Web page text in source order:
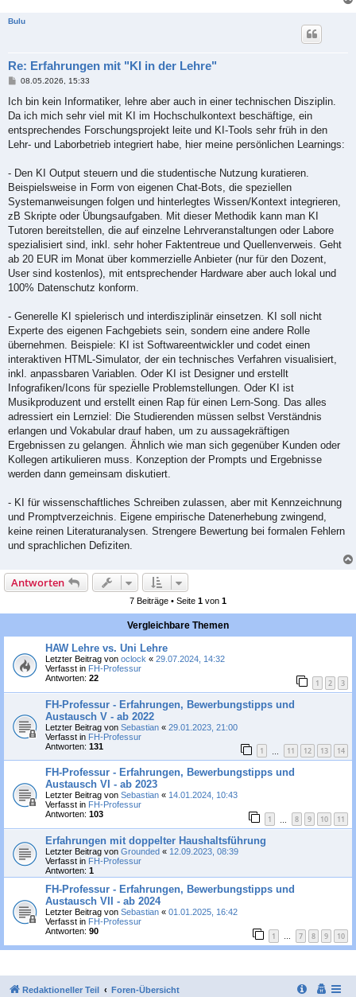
Bulu
Re: Erfahrungen mit "KI in der Lehre"
B
i
r
a
08.05.2026, 15:33
Ich bin kein Informatiker, lehre aber auch in einer technischen Disziplin.
Da ich mich sehr viel mit KI im Hochschulkontext beschäftige, ein
entsprechendes Forschungsprojekt leite und KI-Tools sehr früh in den
Lehr- und Laborbetrieb integriert habe, hier meine persönlichen Learnings:
- Den KI Output steuern und die studentische Nutzung kuratieren.
Beispielsweise in Form von eigenen Chat-Bots, die speziellen
Systemanweisungen folgen und hinterlegtes Wissen/Kontext integrieren,
zB Skripte oder Übungsaufgaben. Mit dieser Methodik kann man KI
Tutoren bereitstellen, die auf einzelne Lehrveranstaltungen oder Labore
spezialisiert sind, inkl. sehr hoher Faktentreue und Quellenverweis. Geht
ab 20 EUR im Monat über kommerzielle Anbieter (nur für den Dozent,
User sind kostenlos), mit entsprechender Hardware aber auch lokal und
100% Datenschutz konform.
- Generelle KI spielerisch und interdisziplinär einsetzen. KI soll nicht
Experte des eigenen Fachgebiets sein, sondern eine andere Rolle
übernehmen. Beispiele: KI ist Softwareentwickler und codet einen
interaktiven HTML-Simulator, der ein technisches Verfahren visualisiert,
inkl. anpassbaren Variablen. Oder KI ist Designer und erstellt
Infografiken/Icons für spezielle Problemstellungen. Oder KI ist
Musikproduzent und erstellt einen Rap für einen Lern-Song. Das alles
adressiert ein Lernziel: Die Studierenden müssen selbst Verständnis
erlangen und Vokabular drauf haben, um zu aussagekräftigen
Ergebnissen zu gelangen. Ähnlich wie man sich gegenüber Kunden oder
Kollegen artikulieren muss. Konzeption der Prompts und Ergebnisse
werden dann gemeinsam diskutiert.
- KI für wissenschaftliches Schreiben zulassen, aber mit Kennzeichnung
und Promptverzeichnis. Eigene empirische Datenerhebung zwingend,
keine reinen Literaturanalysen. Strengere Bewertung bei formalen Fehlern
und sprachlichen Defiziten.
Antworten
7 Beiträge • Seite 1 von 1
Vergleichbare Themen
HAW Lehre vs. Uni Lehre
Letzter Beitrag von oclock « 29.07.2024, 14:32
Verfasst in FH-Professur
Antworten: 22 1 2 3
FH-Professur - Erfahrungen, Bewerbungstipps und
Austausch V - ab 2022
Letzter Beitrag von Sebastian « 29.01.2023, 21:00
Verfasst in FH-Professur
Antworten: 131 1 11 12 13 14
FH-Professur - Erfahrungen, Bewerbungstipps und
Austausch VI - ab 2023
Letzter Beitrag von Sebastian « 14.01.2024, 10:43
Verfasst in FH-Professur
Antworten: 103 1 8 9 10 11
Erfahrungen mit doppelter Haushaltsführung
Letzter Beitrag von Grounded « 12.09.2023, 08:39
Verfasst in FH-Professur
Antworten: 1
FH-Professur - Erfahrungen, Bewerbungstipps und
Austausch VII - ab 2024
Letzter Beitrag von Sebastian « 01.01.2025, 16:42
Verfasst in FH-Professur
Antworten: 90 1 … 7 8 9 10
Redaktioneller Teil Foren-Übersicht